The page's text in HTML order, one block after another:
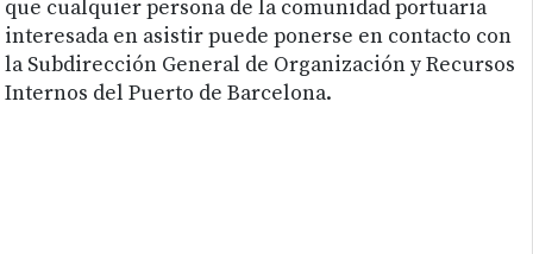
que cualquier persona de la comunidad portuaria
interesada en asistir puede ponerse en contacto con
la Subdirección General de Organización y Recursos
Internos del Puerto de Barcelona.